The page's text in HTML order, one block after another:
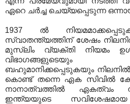
ഏറെ ചര്‍ച്ച ചെയ്യപ്പെടുന്ന
1937 ല്‍
സ്വാതന്ത്യത്തിന് ശേഷം
മുസ്ലിം വ്യക്തി നിയമം
വിഭാഗങ്ങളുടെയും
ബഹുമാനിക്കപ്പെടുകയും
കൊണ്ട് തന്നെ ഏക സിവില്‍
നാനാത്വത്തില്‍ ഏകത്വം
ഇന്ത്യയുടെ